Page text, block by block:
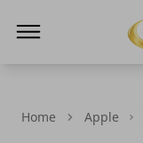
Home Apple